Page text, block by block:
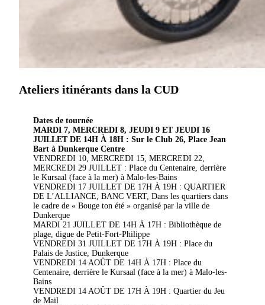
Ateliers itinérants dans la CUD
Dates de tournée
MARDI 7, MERCREDI 8, JEUDI 9 ET JEUDI 16
JUILLET DE 14H À 18H : Sur le Club 26, Place Jean
Bart à Dunkerque Centre
VENDREDI 10, MERCREDI 15, MERCREDI 22,
MERCREDI 29 JUILLET : Place du Centenaire, derrière
le Kursaal (face à la mer) à Malo-les-Bains
VENDREDI 17 JUILLET DE 17H À 19H : QUARTIER
DE L’ALLIANCE, BANC VERT, Dans les quartiers dans
le cadre de « Bouge ton été » organisé par la ville de
Dunkerque
MARDI 21 JUILLET DE 14H À 17H : Bibliothèque de
plage, digue de Petit-Fort-Philippe
VENDREDI 31 JUILLET DE 17H À 19H : Place du
Palais de Justice, Dunkerque
VENDREDI 14 AOÛT DE 14H À 17H : Place du
Centenaire, derrière le Kursaal (face à la mer) à Malo-les-
Bains
VENDREDI 14 AOÛT DE 17H À 19H : Quartier du Jeu
de Mail